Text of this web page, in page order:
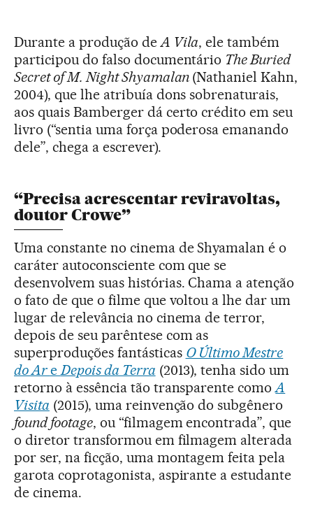
Durante a produção deA Vila, ele também
participou do falso documentário The Buried
Secret of M. Night Shyamalan (Nathaniel Kahn,
2004), que lhe atribuía dons sobrenaturais,
aos quais Bamberger dá certo crédito em seu
livro (“sentia uma força poderosa emanando
dele”, chega a escrever).
“Precisa acrescentar reviravoltas,
doutor Crowe”
Uma constante no cinema de Shyamalan é o
caráter autoconsciente com que se
desenvolvem suas histórias. Chama a atenção
o fato de que o filme que voltou a lhe dar um
lugar de relevância no cinema de terror,
depois de seu parêntese com as
superproduções fantásticas O Último Mestre
do AreDepois da Terra (2013), tenha sido um
retorno à essência tão transparente comoA
Visita (2015), uma reinvenção do subgênero
found footage, ou “filmagem encontrada”, que
o diretor transformou em filmagem alterada
por ser, na ficção, uma montagem feita pela
garota coprotagonista, aspirante a estudante
de cinema.